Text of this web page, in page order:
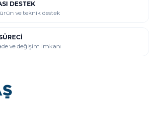
DESTEK
ürün ve teknik destek
ve değişim imkanı